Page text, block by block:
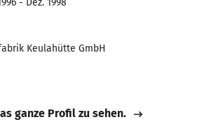
- Dez. 1998
Keulahütte GmbH
ganze Profil zu sehen.